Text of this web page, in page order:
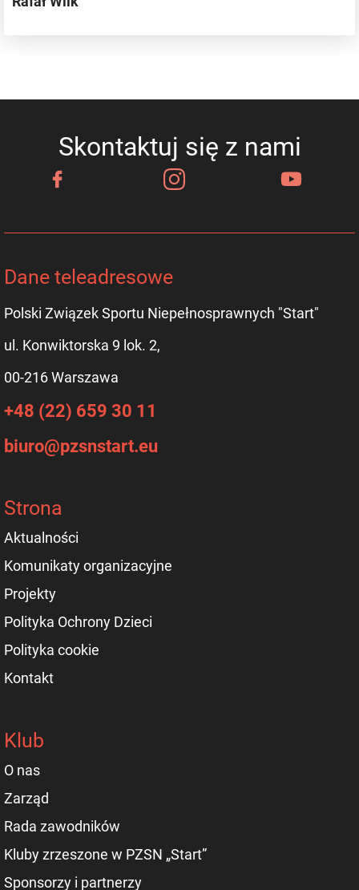
Skontaktuj się z nami
Dane teleadresowe
Polski Związek Sportu Niepełnosprawnych "Start"
ul. Konwiktorska 9 lok. 2,
00-216 Warszawa
+48 (22) 659 30 11
biuro@pzsnstart.eu
Strona
Aktualności
Komunikaty organizacyjne
Projekty
Polityka Ochrony Dzieci
Polityka cookie
Kontakt
Klub
O nas
Zarząd
Rada zawodników
Kluby zrzeszone w PZSN „Start”
Sponsorzy i partnerzy